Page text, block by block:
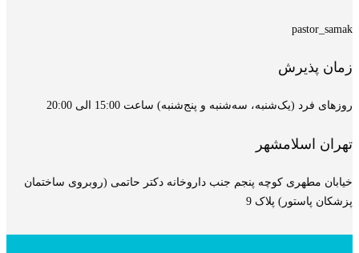
pastor_samak
زمان پذیرش
روزهای فرد (یک‌شنبه، سه‌شنبه و پنج‌شنبه) ساعت 15:00 الی 20:00
تهران اسلامشهر
خیابان مطهری کوچه پنجم جنب داروخانه دکتر حاتمی (روبروی ساختمان
پزشکان پاستور) پلاک 9